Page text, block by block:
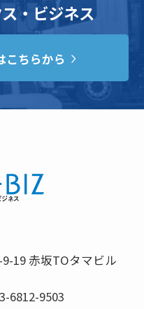
・ビジネス
こちらから
19 赤坂TOタマビル
6812-9503